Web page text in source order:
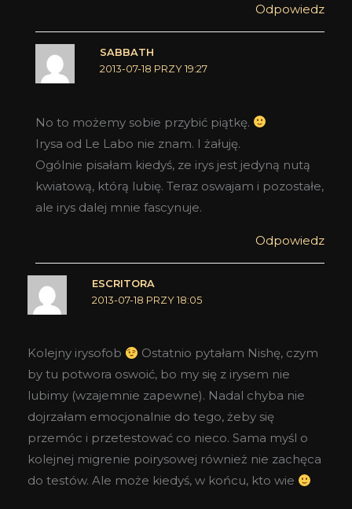
Odpowiedz
SABBATH
2013-07-18 PRZY 19:27
No to możemy sobie przybić piątkę.
Irysa od Le Labo nie znam. I żałuję.
Ogólnie pisałam kiedyś, ze irys jest jedyną nutą
kwiatową, którą lubię. Teraz oswajam i pozostałe,
ale irys dalej mnie fascynuje.
Odpowiedz
ESCRITORA
2013-07-18 PRZY 18:05
Kolejny irysofob
Ostatnio pytałam Nishę, czym
by tu potwora oswoić, bo my się z irysem nie
lubimy (wzajemnie zapewne). Nadal chyba nie
dojrzałam emocjonalnie do tego, żeby się
przemóc i przetestować co nieco. Sama myśl o
kolejnej migrenie poirysowej również nie zachęca
do testów. Ale może kiedyś, w końcu, kto wie